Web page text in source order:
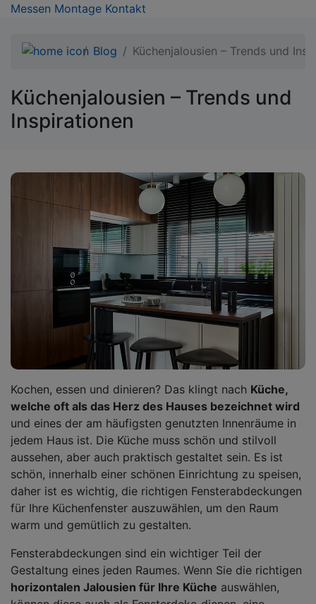
Messen Montage Kontakt
Blog Küchenjalousien – Trends und
Küchenjalousien – Trends und
Inspirationen
Kochen, essen und dinieren? Das klingt nach Küche,
welche oft als das Herz des Hauses bezeichnet wird
und eines der am häufigsten genutzten Innenräume in
jedem Haus ist. Die Küche muss schön und stilvoll
aussehen, aber auch praktisch gestaltet sein. Es ist
schön, innerhalb einer schönen Einrichtung zu speisen,
daher ist es wichtig, die richtigen Fensterabdeckungen
für Ihre Küchenfenster auszuwählen, um den Raum
warm und gemütlich zu gestalten.
Fensterabdeckungen sind ein wichtiger Teil der
Gestaltung eines jeden Raumes. Wenn Sie die richtigen
horizontalen Jalousien für Ihre Küche auswählen,